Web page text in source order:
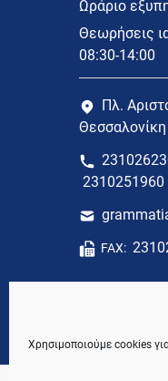
Χρησιμοποιούμε cookies
Ωράριο
Θεωρήσεις
08:30-14:00
Πλ.
2310251960
FAX: